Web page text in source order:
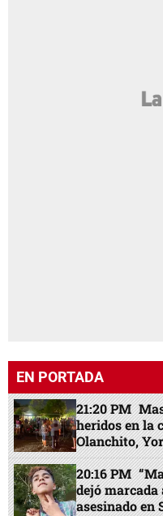
EN PORTADA
21:20 PM
heridos en la
Olanchito,
20:16 PM
dejó marcada
asesinado en